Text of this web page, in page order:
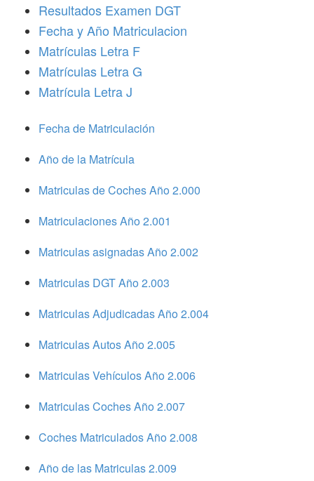
Resultados Examen DGT
Fecha y Año Matriculacion
Matrículas Letra F
Matrículas Letra G
Matrícula Letra J
Fecha de Matriculación
Año de la Matrícula
Matriculas de Coches Año 2.000
Matriculaciones Año 2.001
Matriculas asignadas Año 2.002
Matriculas DGT Año 2.003
Matriculas Adjudicadas Año 2.004
Matriculas Autos Año 2.005
Matriculas Vehículos Año 2.006
Matriculas Coches Año 2.007
Coches Matriculados Año 2.008
Año de las Matriculas 2.009